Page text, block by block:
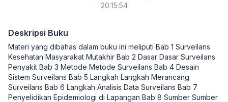
20:15:54
Deskripsi Buku
Materi yang dibahas dalam buku ini meliputi Bab 1 Surveilans
Kesehatan Masyarakat Mutakhir Bab 2 Dasar Dasar Surveilans
Penyakit Bab 3 Metode Metode Surveilans Bab 4 Desain
Sistem Surveilans Bab 5 Langkah Langkah Merancang
Surveilans Bab 6 Langkah Analisis Data Surveilans Bab 7
Penyelidikan Epidemiologi di Lapangan Bab 8 Sumber Sumber